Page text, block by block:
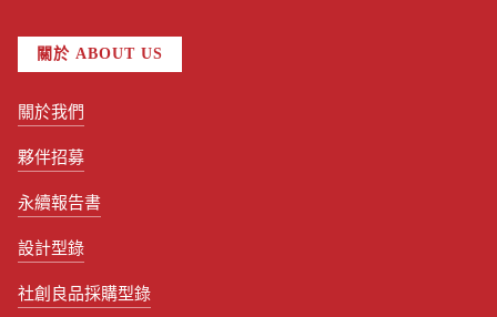
關於 ABOUT US
關於我們
夥伴招募
永續報告書
設計型錄
社創良品採購型錄